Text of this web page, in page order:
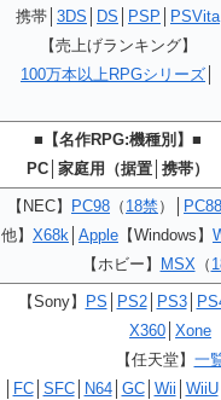
携帯│ 3DS DS PSP
PSVita
【売上げランキング】
100万本以上RPGシリーズ
■【名作RPG:機種別】■
PC│家庭用（据置│携帯）
【NEC】 PC98 （ 18禁）│ PC88
他】 X68k Apple 【Windows】
【ホビー】
MSX（
【Sony】 PS PS2│ PS3│
X360 Xone
【任天堂】 一
FC│ SFC│ N64│ GC│ Wii WiiU│